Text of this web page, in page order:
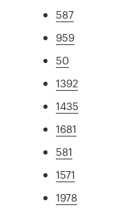
587
959
50
1392
1435
1681
581
1571
1978